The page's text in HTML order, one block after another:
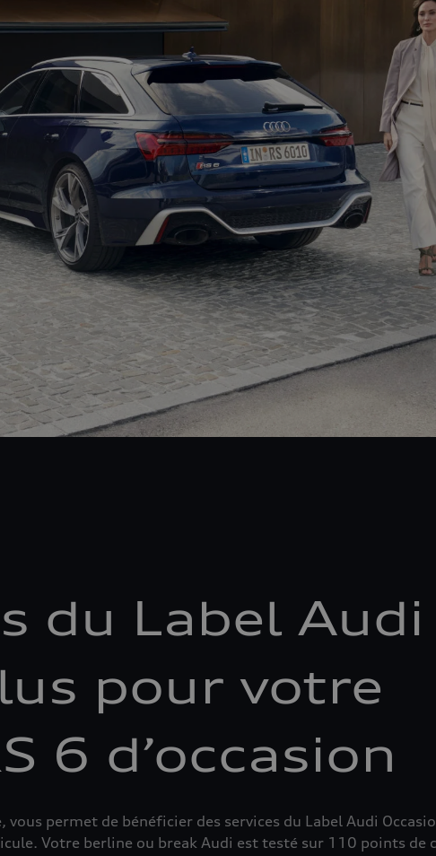
du Label Audi
pour votre
6 d’occasion
permet de bénéficier des services du Label Audi
Votre berline ou break Audi est testé sur 110 points de